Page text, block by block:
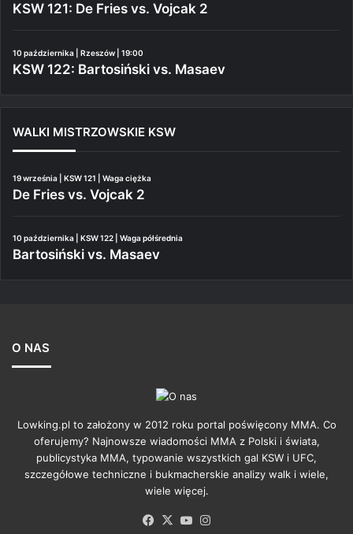
KSW 121: De Fries vs. Vojcak 2
10 października | Rzeszów | 19:00
KSW 122: Bartosiński vs. Masaev
WALKI MISTRZOWSKIE KSW
19 września | KSW 121 | Waga ciężka
De Fries vs. Vojcak 2
10 października | KSW 122 | Waga półśrednia
Bartosiński vs. Masaev
O NAS
Lowking.pl to założony w 2012 roku portal poświęcony MMA. Co
oferujemy? Najnowsze wiadomości MMA z Polski i świata,
publicystyka MMA, typowanie wszystkich gal KSW i UFC,
szczegółowe techniczne i bukmacherskie analizy walk i wiele,
wiele więcej.
Facebook
X YouTube